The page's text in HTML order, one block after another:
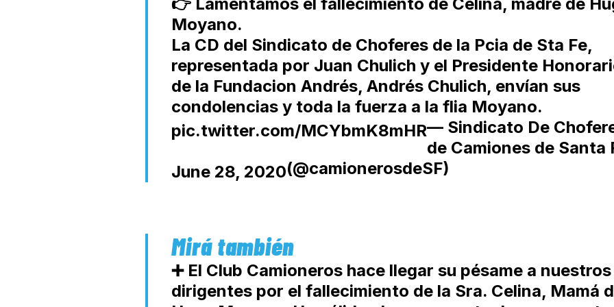
Moyano.
La CD del Sindicato de Choferes de la Pcia de Sta Fe,
representada por Juan Chulich y el Presidente
de la Fundacion Andrés, Andrés Chulich, envían sus
condolencias y toda la fuerza a la flia Moyano.
pic.twitter.com/MCYbmK8mHR— Sindicato De
de Camiones de Santa
(@camionerosdeSF)
June 28, 2020
➕ El Club Camioneros hace llegar su pésame a nuestros
dirigentes por el fallecimiento de la Sra. Celina, Mamá